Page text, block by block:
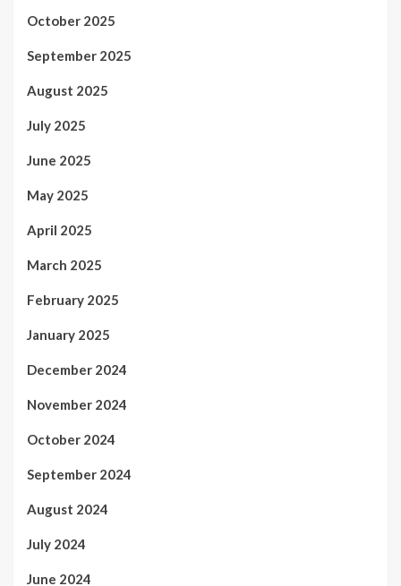
October 2025
September 2025
August 2025
July 2025
June 2025
May 2025
April 2025
March 2025
February 2025
January 2025
December 2024
November 2024
October 2024
September 2024
August 2024
July 2024
June 2024